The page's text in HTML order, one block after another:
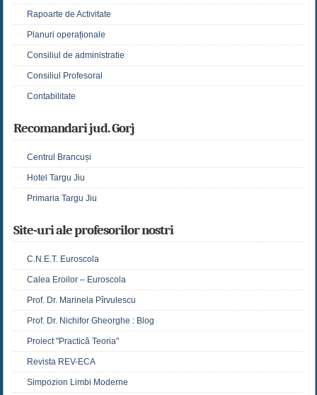
Rapoarte de Activitate
Planuri operaționale
Consiliul de administratie
Consiliul Profesoral
Contabilitate
Recomandari jud. Gorj
Centrul Brancuși
Hotel Targu Jiu
Primaria Targu Jiu
Site-uri ale profesorilor nostri
C.N.E.T. Euroscola
Calea Eroilor – Euroscola
Prof. Dr. Marinela Pîrvulescu
Prof. Dr. Nichifor Gheorghe : Blog
Proiect "Practică Teoria"
Revista REV-ECA
Simpozion Limbi Moderne